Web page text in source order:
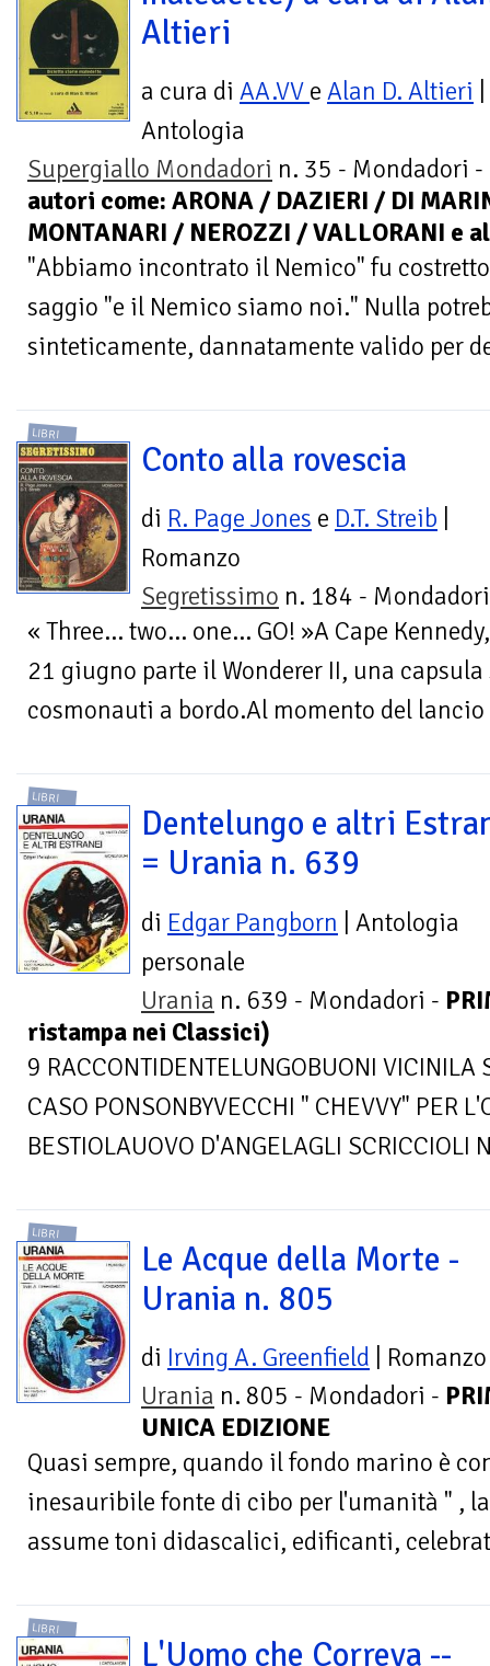
Altieri
a cura di AA.VV e Alan D. Altieri
Antologia
Supergiallo Mondadori n. 35 - Mondadori -
autori come: ARONA / DAZIERI / DI
MONTANARI / NEROZZI / VALLORANI e
"Abbiamo incontrato il Nemico" fu
saggio "e il Nemico siamo noi." Nulla
sinteticamente, dannatamente valido per
LIBRI
Conto alla rovescia
di R. Page Jones e D.T. Streib
Romanzo
Segretissimo n. 184 - Mondadori
« Three... two... one... GO! »A Cape
21 giugno parte il Wonderer II, una
cosmonauti a bordo.Al momento del lancio
LIBRI
Dentelungo e altri
= Urania n. 639
di Edgar Pangborn | Antologia
personale
Urania n. 639 - Mondadori -
ristampa nei Classici)
9 RACCONTIDENTELUNGOBUONI
CASO PONSONBYVECCHI " CHEVVY" PER
BESTIOLAUOVO D'ANGELAGLI SCRICCIOLI
LIBRI
Le Acque della Morte -
Urania n. 805
di Irving A. Greenfield | Romanzo
Urania n. 805 - Mondadori -
UNICA EDIZIONE
Quasi sempre, quando il fondo marino è
inesauribile fonte di cibo per l'umanità " ,
assume toni didascalici, edificanti,
LIBRI
L'Uomo che Correva --